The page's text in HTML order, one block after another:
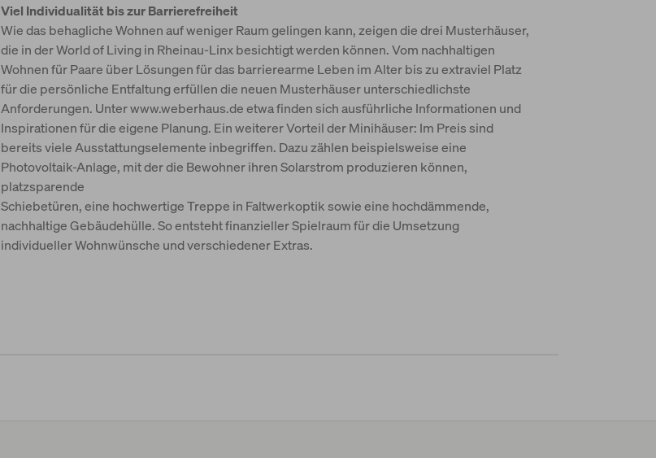
Viel Individualität bis zur Barrierefreiheit
Wie das behagliche Wohnen auf weniger Raum gelingen kann, zeigen die drei Musterhäuser,
die in der World of Living in Rheinau-Linx besichtigt werden können. Vom nachhaltigen
Wohnen für Paare über Lösungen für das barrierearme Leben im Alter bis zu extraviel Platz
für die persönliche Entfaltung erfüllen die neuen Musterhäuser unterschiedlichste
Anforderungen. Unter www.weberhaus.de etwa finden sich ausführliche Informationen und
Inspirationen für die eigene Planung. Ein weiterer Vorteil der Minihäuser: Im Preis sind
bereits viele Ausstattungselemente inbegriffen. Dazu zählen beispielsweise eine
Photovoltaik-Anlage, mit der die Bewohner ihren Solarstrom produzieren können,
platzsparende
Schiebetüren, eine hochwertige Treppe in Faltwerkoptik sowie eine hochdämmende,
nachhaltige Gebäudehülle. So entsteht finanzieller Spielraum für die Umsetzung
individueller Wohnwünsche und verschiedener Extras.